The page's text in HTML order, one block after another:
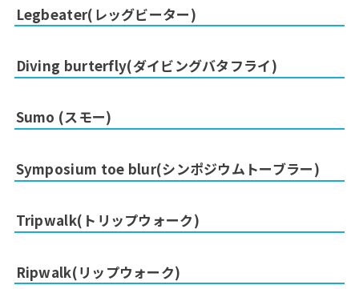
Legbeater(レッグビーター)
Diving burterfly(ダイビングバタフライ)
Sumo (スモー)
Symposium toe blur(シンポジウムトーブラー)
Tripwalk(トリップウォーク)
Ripwalk(リップウォーク)